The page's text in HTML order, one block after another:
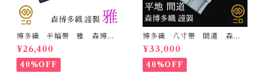
博多織 半幅帯 雅 森博多
織 正絹 リバーシブル 長
さ/3m78cm 日本製 和装
小袋帯 半巾帯
¥26,400
40%OFF
博多織 八寸帯 間道 森博
多織 正絹 日本製 未仕立
て 名古屋帯
¥33,000
40%OFF